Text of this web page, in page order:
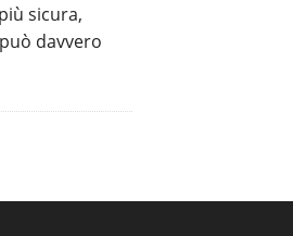
sicura,
davvero